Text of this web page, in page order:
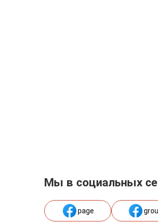
Мы в социальных
page